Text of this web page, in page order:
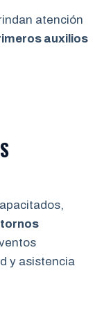
atención
auxilios
y asistencia